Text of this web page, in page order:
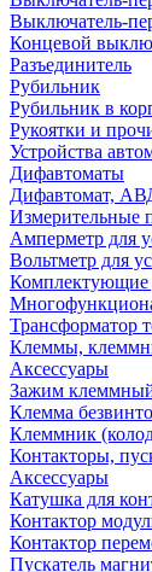
Выключатель-
Концевой
Разъединитель
Рубильник
Рубильник в
Рукоятки и
Устройства
Дифавтоматы
Дифавтомат,
Измерительные
Амперметр для
Вольтметр для
Комплектующие
Трансформатор
Клеммы,
Аксессуары
Зажим
Клемма
Клеммник
Контакторы,
Аксессуары
Катушка для
Контактор
Контактор
Пускатель